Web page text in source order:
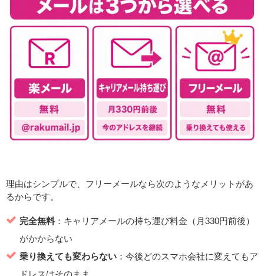
理由はシンプルで、フリーメールなら次のようなメリットがあ
るからです。
完全無料：キャリアメールの持ち運び料金（月330円前後）
がかからない
乗り換えても変わらない：今後どのスマホ会社に変えてもア
ドレスはそのまま